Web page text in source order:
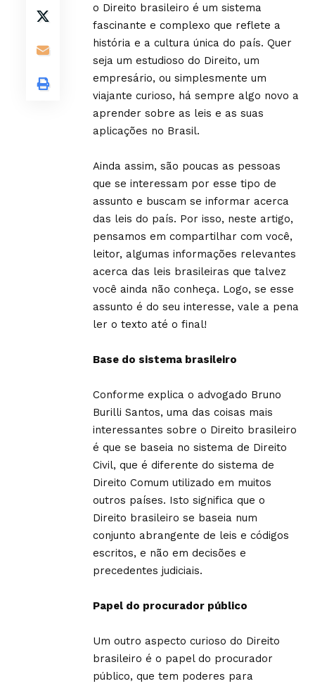
o Direito brasileiro é um sistema
fascinante e complexo que reflete a
história e a cultura única do país. Quer
seja um estudioso do Direito, um
empresário, ou simplesmente um
viajante curioso, há sempre algo novo a
aprender sobre as leis e as suas
aplicações no Brasil.
Ainda assim, são poucas as pessoas
que se interessam por esse tipo de
assunto e buscam se informar acerca
das leis do país. Por isso, neste artigo,
pensamos em compartilhar com você,
leitor, algumas informações relevantes
acerca das leis brasileiras que talvez
você ainda não conheça. Logo, se esse
assunto é do seu interesse, vale a pena
ler o texto até o final!
Base do sistema brasileiro
Conforme explica o advogado Bruno
Burilli Santos, uma das coisas mais
interessantes sobre o Direito brasileiro
é que se baseia no sistema de Direito
Civil, que é diferente do sistema de
Direito Comum utilizado em muitos
outros países. Isto significa que o
Direito brasileiro se baseia num
conjunto abrangente de leis e códigos
escritos, e não em decisões e
precedentes judiciais.
Papel do procurador público
Um outro aspecto curioso do Direito
brasileiro é o papel do procurador
público, que tem poderes para